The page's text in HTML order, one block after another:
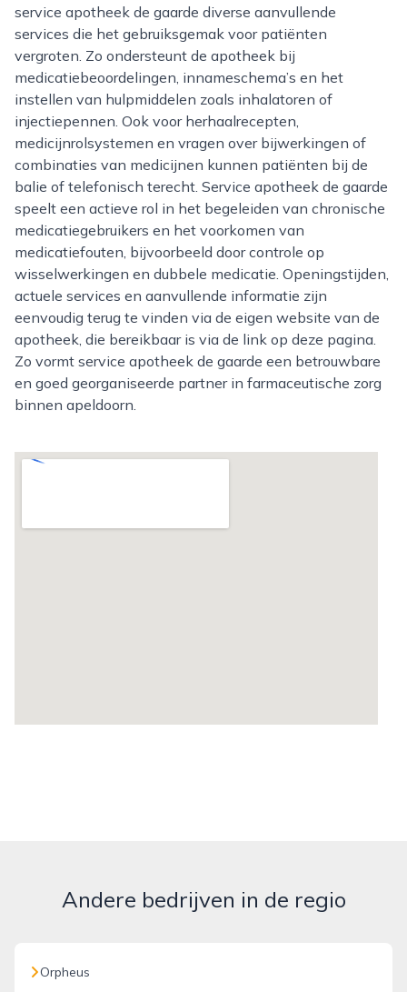
service apotheek de gaarde diverse aanvullende
services die het gebruiksgemak voor patiënten
vergroten. Zo ondersteunt de apotheek bij
medicatiebeoordelingen, innameschema’s en het
instellen van hulpmiddelen zoals inhalatoren of
injectiepennen. Ook voor herhaalrecepten,
medicijnrolsystemen en vragen over bijwerkingen of
combinaties van medicijnen kunnen patiënten bij de
balie of telefonisch terecht. Service apotheek de gaarde
speelt een actieve rol in het begeleiden van chronische
medicatiegebruikers en het voorkomen van
medicatiefouten, bijvoorbeeld door controle op
wisselwerkingen en dubbele medicatie. Openingstijden,
actuele services en aanvullende informatie zijn
eenvoudig terug te vinden via de eigen website van de
apotheek, die bereikbaar is via de link op deze pagina.
Zo vormt service apotheek de gaarde een betrouwbare
en goed georganiseerde partner in farmaceutische zorg
binnen apeldoorn.
Andere bedrijven in de regio
Orpheus